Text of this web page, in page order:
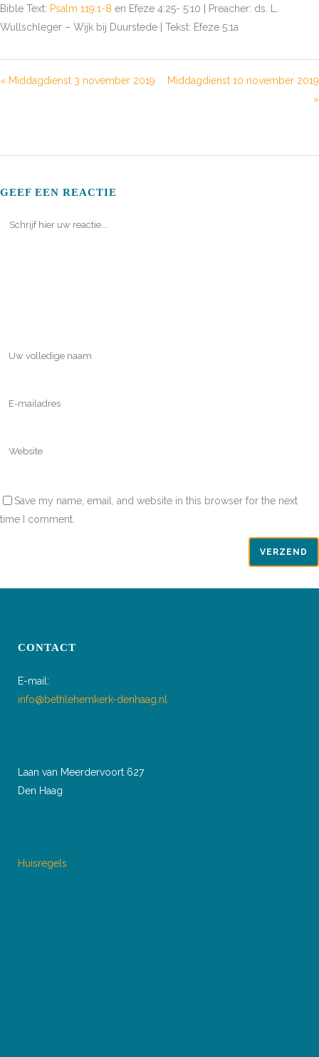
Bible Text: Psalm 119:1-8 en Efeze 4:25- 5:10 | Preacher: ds. L.
Wullschleger – Wijk bij Duurstede | Tekst: Efeze 5:1a
« Middagdienst 3 november 2019
Middagdienst 10 november 2019
»
GEEF EEN REACTIE
Save my name, email, and website in this browser for the next
time I comment.
CONTACT
E-mail:
info@bethlehemkerk-denhaag.nl
Laan van Meerdervoort 627
Den Haag
Huisregels